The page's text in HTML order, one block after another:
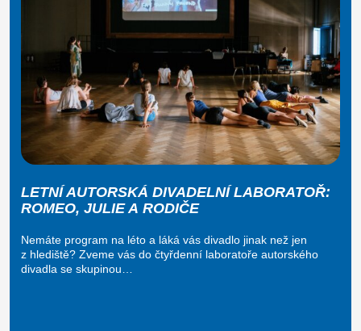
LETNÍ AUTORSKÁ DIVADELNÍ LABORATOŘ:
ROMEO, JULIE A RODIČE
Nemáte program na léto a láká vás divadlo jinak než jen
z hlediště? Zveme vás do čtyřdenní laboratoře autorského
divadla se skupinou…